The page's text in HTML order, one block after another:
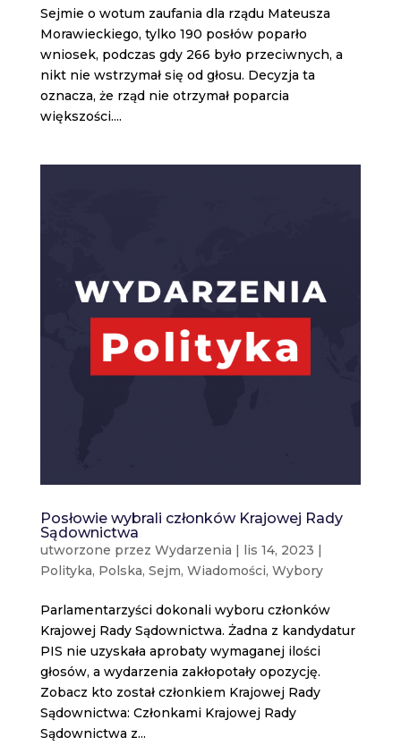
Sejmie o wotum zaufania dla rządu Mateusza
Morawieckiego, tylko 190 posłów poparło
wniosek, podczas gdy 266 było przeciwnych, a
nikt nie wstrzymał się od głosu. Decyzja ta
oznacza, że rząd nie otrzymał poparcia
większości....
Posłowie wybrali członków Krajowej Rady
Sądownictwa
utworzone przez Wydarzenia lis 14, 2023
Polityka, Polska, Sejm, Wiadomości, Wybory
Parlamentarzyści dokonali wyboru członków
Krajowej Rady Sądownictwa. Żadna z kandydatur
PIS nie uzyskała aprobaty wymaganej ilości
głosów, a wydarzenia zakłopotały opozycję.
Zobacz kto został członkiem Krajowej Rady
Sądownictwa: Członkami Krajowej Rady
Sądownictwa z...